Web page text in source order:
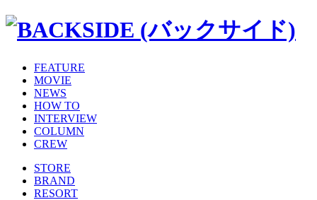
FEATURE
MOVIE
NEWS
HOW TO
INTERVIEW
COLUMN
CREW
STORE
BRAND
RESORT